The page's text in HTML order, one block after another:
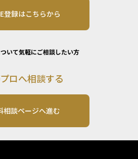
登録はこちらから
いて気軽にご相談したい方
プロへ相談する
相談ページへ進む